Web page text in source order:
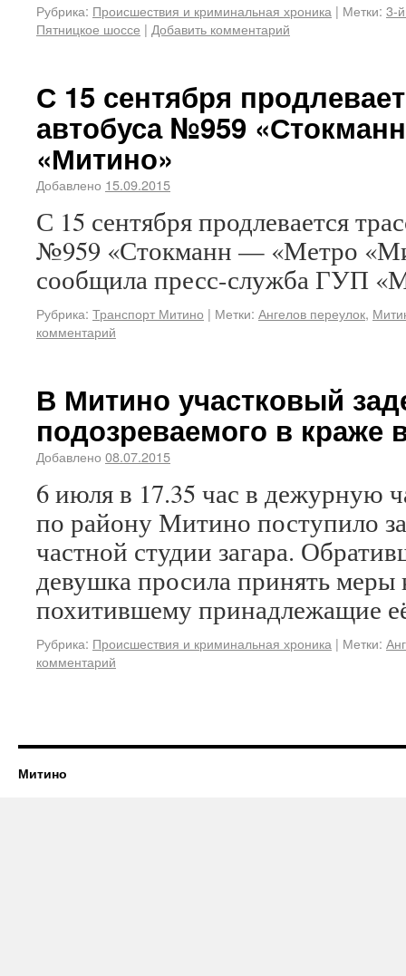
Рубрика: Происшествия и криминальная хроника | Метки: 3-
Пятницкое шоссе | Добавить комментарий
С 15 сентября
автобуса №959
«Митино»
Добавлено 15.09.2015
С 15 сентября продлевается
№959 «Стокманн — «Метро
сообщила пресс-служба ГУП
Рубрика: Транспорт Митино | Метки: Ангелов переулок,
комментарий
В Митино участковый
подозреваемого в краже
Добавлено 08.07.2015
6 июля в 17.35 час в дежурную
по району Митино поступило
частной студии загара.
девушка просила принять меры
похитившему принадлежащие
Рубрика: Происшествия и криминальная хроника | Метки:
комментарий
Митино